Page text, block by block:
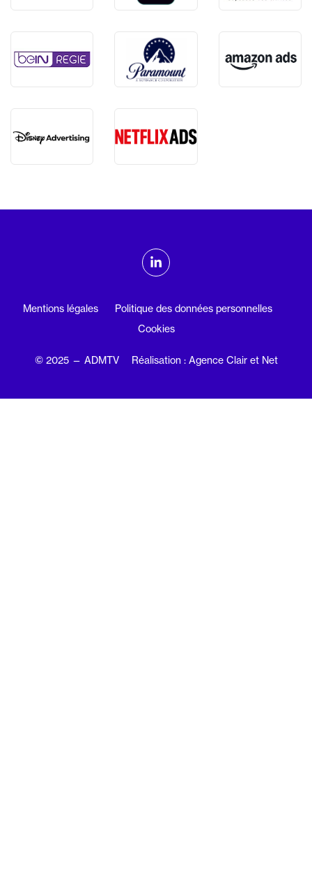
ADMTV sur les réseaux sociaux
Linkedin
Mentions légales
Politique des données personnelles
Cookies
© 2025 — ADMTV Réalisation : Agence Clair et Net